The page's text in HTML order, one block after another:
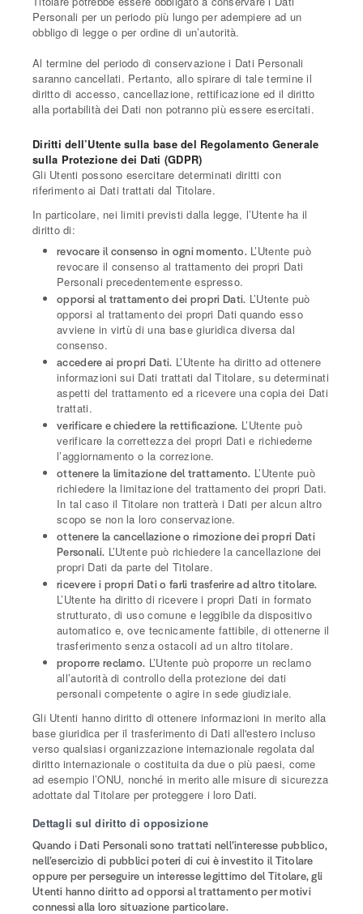
Personali per un periodo più lungo per adempiere ad un
obbligo di legge o per ordine di un’autorità.
Al termine del periodo di conservazione i Dati Personali
saranno cancellati. Pertanto, allo spirare di tale termine il
diritto di accesso, cancellazione, rettificazione ed il diritto
alla portabilità dei Dati non potranno più essere esercitati.
Diritti dell’Utente sulla base del Regolamento Generale
sulla Protezione dei Dati (GDPR)
Gli Utenti possono esercitare determinati diritti con
riferimento ai Dati trattati dal Titolare.
In particolare, nei limiti previsti dalla legge, l’Utente ha il
diritto di:
revocare il consenso in ogni momento.L’Utente può
revocare il consenso al trattamento dei propri Dati
Personali precedentemente espresso.
opporsi al trattamento dei propri Dati. L’Utente può
opporsi al trattamento dei propri Dati quando esso
avviene in virtù di una base giuridica diversa dal
consenso.
accedere ai propri Dati. L’Utente ha diritto ad ottenere
informazioni sui Dati trattati dal Titolare, su determinati
aspetti del trattamento ed a ricevere una copia dei Dati
trattati.
verificare e chiedere la rettificazione. L’Utente può
verificare la correttezza dei propri Dati e richiederne
l’aggiornamento o la correzione.
ottenere la limitazione del trattamento. L’Utente può
richiedere la limitazione del trattamento dei propri Dati.
In tal caso il Titolare non tratterà i Dati per alcun altro
scopo se non la loro conservazione.
ottenere la cancellazione o rimozione dei propri Dati
Personali. L’Utente può richiedere la cancellazione dei
propri Dati da parte del Titolare.
ricevere i propri Dati o farli trasferire ad altro titolare.
L’Utente ha diritto di ricevere i propri Dati in formato
strutturato, di uso comune e leggibile da dispositivo
automatico e, ove tecnicamente fattibile, di ottenerne il
trasferimento senza ostacoli ad un altro titolare.
proporre reclamo. L’Utente può proporre un reclamo
all’autorità di controllo della protezione dei dati
personali competente o agire in sede giudiziale.
Gli Utenti hanno diritto di ottenere informazioni in merito alla
base giuridica per il trasferimento di Dati all'estero incluso
verso qualsiasi organizzazione internazionale regolata dal
diritto internazionale o costituita da due o più paesi, come
ad esempio l’ONU, nonché in merito alle misure di sicurezza
adottate dal Titolare per proteggere i loro Dati.
Dettagli sul diritto di opposizione
Quando i Dati Personali sono trattati nell’interesse pubblico,
nell’esercizio di pubblici poteri di cui è investito il Titolare
oppure per perseguire un interesse legittimo del Titolare, gli
Utenti hanno diritto ad opporsi al trattamento per motivi
connessi alla loro situazione particolare.